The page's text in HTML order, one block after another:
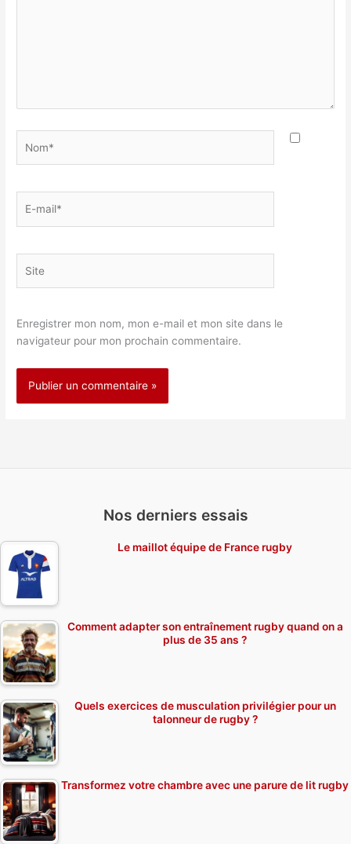
mail*
Enregistrer mon nom, mon e-mail et mon site dans le
navigateur pour mon prochain commentaire.
Nos derniers essais
Le maillot équipe de France rugby
Comment adapter son entraînement rugby quand on a
plus de 35 ans ?
Quels exercices de musculation privilégier pour un
talonneur de rugby ?
Transformez votre chambre avec une parure de lit rugby